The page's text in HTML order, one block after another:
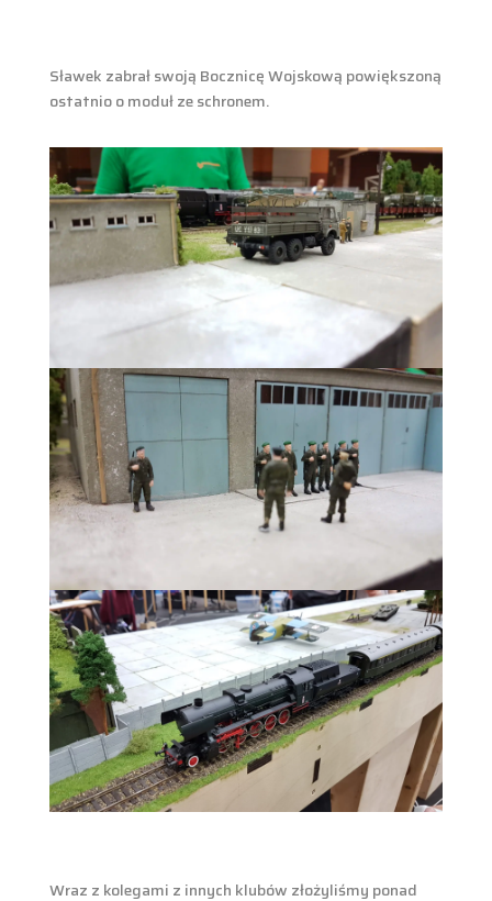
Sławek zabrał swoją Bocznicę Wojskową powiększoną
ostatnio o moduł ze schronem.
Wraz z kolegami z innych klubów złożyliśmy ponad